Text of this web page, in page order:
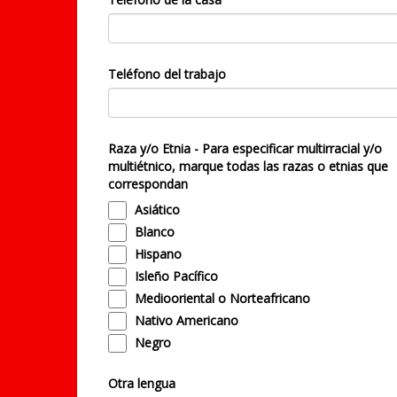
Teléfono del trabajo
Raza y/o Etnia - Para especificar multirracial y/o
multiétnico, marque todas las razas o etnias que
correspondan
Asiático
Blanco
Hispano
Isleño Pacífico
Mediooriental o Norteafricano
Nativo Americano
Negro
Otra lengua